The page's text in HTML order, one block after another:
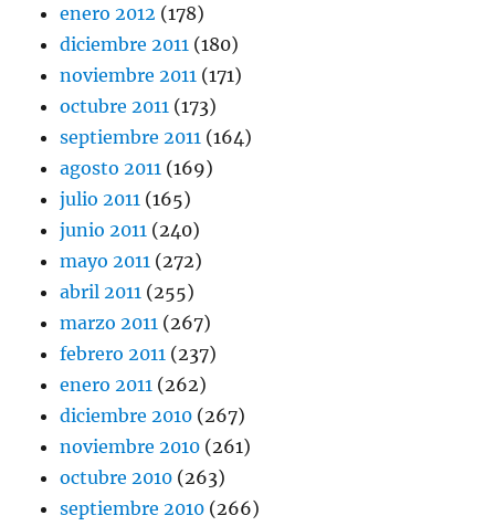
enero 2012 (178)
diciembre 2011 (180)
noviembre 2011 (171)
octubre 2011 (173)
septiembre 2011 (164)
agosto 2011 (169)
julio 2011 (165)
junio 2011 (240)
mayo 2011 (272)
abril 2011 (255)
marzo 2011 (267)
febrero 2011 (237)
enero 2011 (262)
diciembre 2010 (267)
noviembre 2010 (261)
octubre 2010 (263)
septiembre 2010 (266)